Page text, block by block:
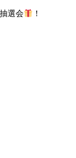
選会 ！